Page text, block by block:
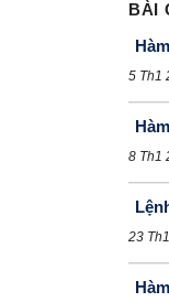
BÀI
5 Th1
8 Th1
23